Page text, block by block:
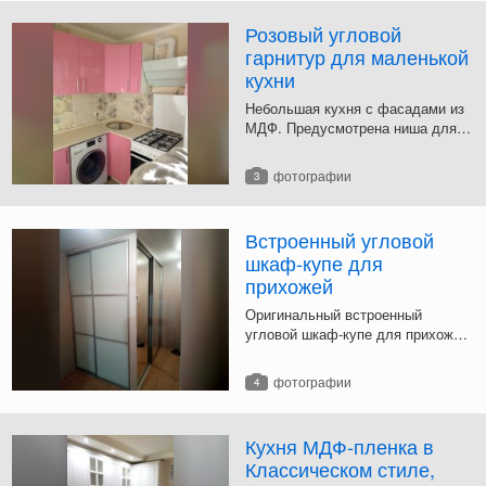
Розовый угловой
гарнитур для маленькой
кухни
Небольшая кухня с фасадами из
МДФ. Предусмотрена ниша для
под круглую врезную мойку.
3 фотографии
Встроенный угловой
шкаф-купе для
прихожей
Оригинальный встроенный
угловой шкаф-купе для прихожей.
двери-купе другой стороны
выполнены с заполнением из
4 фотографии
Кухня МДФ-пленка в
Классическом стиле,